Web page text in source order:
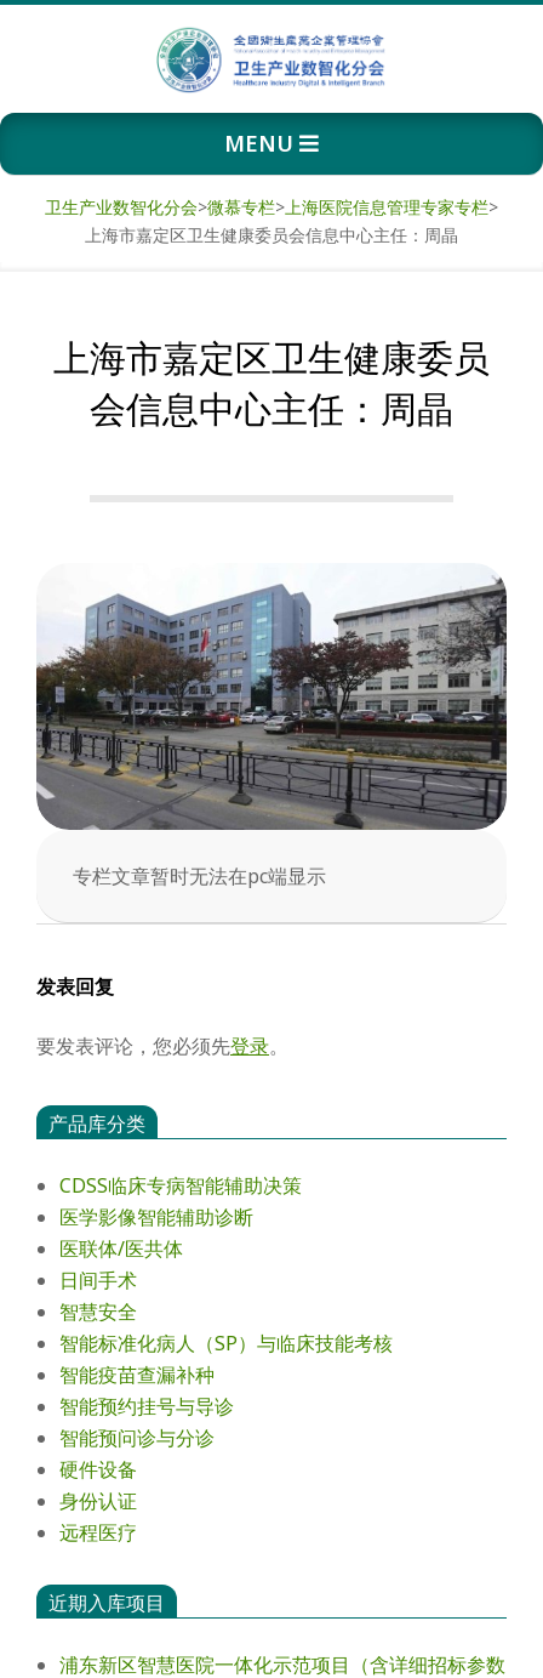
卫
生
产
数
会
Primary
Navigation
MENU
卫生产业数智化分会>微慕专栏>上海医院信息管理专家专栏>
上海市嘉定区卫生健康委员会信息中心主任：周晶
上海市嘉定区卫生健康委员
会信息中心主任：周晶
专栏文章暂时无法在pc端显示
2025-
04
发表回复
要发表评论，您必须先登录。
产品库分类
CDSS临床专病智能辅助决策
医学影像智能辅助诊断
医联体/医共体
日间手术
智慧安全
智能标准化病人（SP）与临床技能考核
智能疫苗查漏补种
智能预约挂号与导诊
智能预问诊与分诊
硬件设备
身份认证
远程医疗
近期入库项目
浦东新区智慧医院一体化示范项目（含详细招标参数